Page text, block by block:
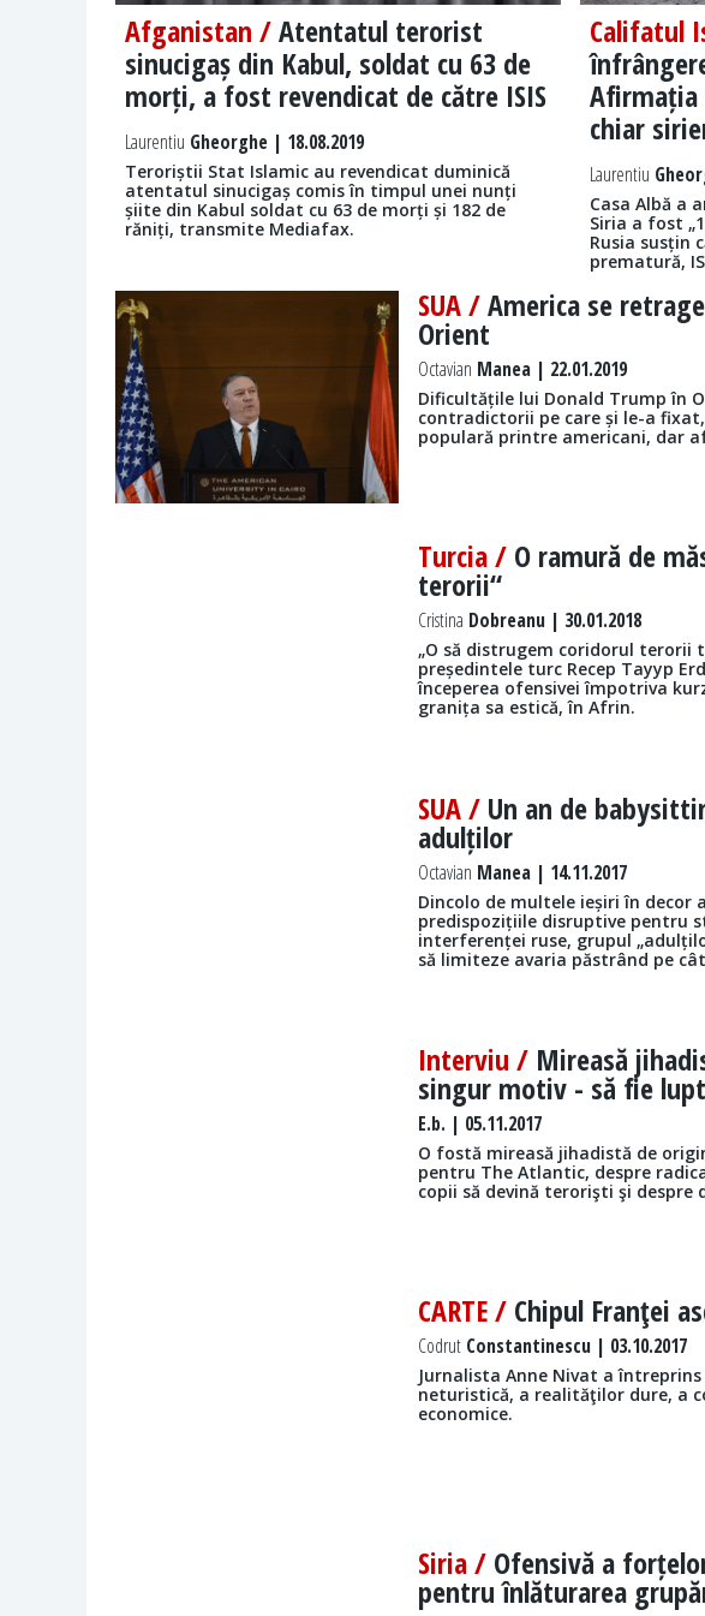
Afganistan /Atentatul terorist
sinucigaș din Kabul, soldat cu 63 de
morți, a fost revendicat de către ISIS
Laurentiu Gheorghe | 18.08.2019
Teroriștii Stat Islamic au revendicat duminică
atentatul sinucigaș comis în timpul unei nunți
șiite din Kabul soldat cu 63 de morți și 182 de
răniți, transmite Mediafax.
Califatul
Afirmația
chiar
Laurentiu
Casa Albă a
Siria a fost
Rusia susțin
prematură,
SUA /America se
Orient
Octavian Manea | 22.01.2019
Dificultățile lui Donald Trump în
contradictorii pe care și le-a
populară printre americani, dar
Turcia / O ramură de
terorii“
Cristina Dobreanu | 30.01.2018
„O să distrugem coridorul terorii
președintele turc Recep Tayyp
începerea ofensivei împotriva
granița sa estică, în Afrin.
SUA / Un an de
adulților
Octavian Manea | 14.11.2017
Dincolo de multele ieșiri în decor
predispozițiile disruptive pentru
interferenței ruse, grupul
să limiteze avaria păstrând pe
Interviu / Mireasă
singur motiv - să fie
E.b. | 05.11.2017
O fostă mireasă jihadistă de
pentru The Atlantic, despre
copii să devină terorişti şi despre
CARTE / Chipul Franţei
Codrut Constantinescu | 03.10.2017
Jurnalista Anne Nivat a
neturistică, a realităţilor dure, a
economice.
Siria / Ofensivă a
pentru înlăturarea